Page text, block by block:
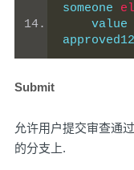
someone
    value
Submit
允许用户提交审查通
的分支上.